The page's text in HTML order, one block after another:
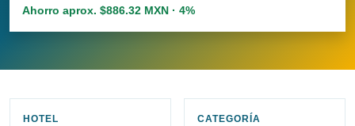
Ahorro aprox. $886.32 MXN · 4%
HOTEL CATEGORÍA